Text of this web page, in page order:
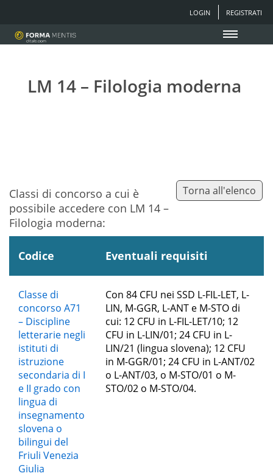
LOGIN REGISTRATI
LM 14 – Filologia moderna
Torna all'elenco
Classi di concorso a cui è
possibile accedere con LM 14 –
Filologia moderna:
Codice Eventuali requisiti
Classe di
concorso A71
– Discipline
letterarie negli
istituti di
istruzione
secondaria di I
e II grado con
lingua di
insegnamento
slovena o
bilingui del
Friuli Venezia
Giulia
Con 84 CFU nei SSD L-FIL-LET, L-
LIN, M-GGR, L-ANT e M-STO di
cui: 12 CFU in L-FIL-LET/10; 12
CFU in L-LIN/01; 24 CFU in L-
LIN/21 (lingua slovena); 12 CFU
in M-GGR/01; 24 CFU in L-ANT/02
o L-ANT/03, o M-STO/01 o M-
STO/02 o M-STO/04.